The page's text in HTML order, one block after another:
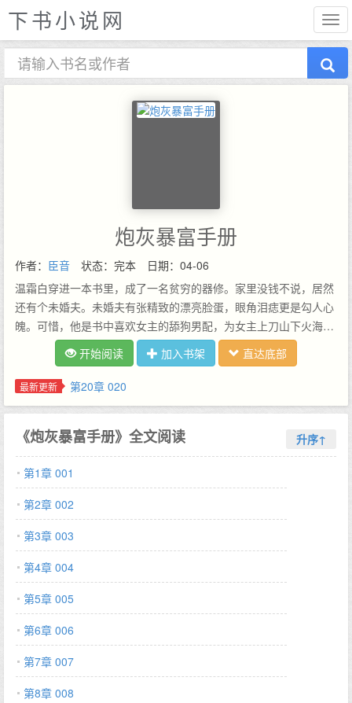
下书小说网
炮灰暴富手册
作者： 臣音 状态：完本
日期：04-06
温霜白穿进一本书里，成了一名贫穷的器修。家里没钱不说，居然
还有个未婚夫。未婚夫有张精致的漂亮脸蛋，眼角泪痣更是勾人心
魄。可惜，他是书中喜欢女主的舔狗男配，为女主上刀山下火海，
最后抛妻证爱。温霜白自认无福消受，便打算退婚。直到某回，她
无意间遇见男人一脸凉薄地将丹药递给女主，公事公办道：药钱，
101。温霜白：？不是，他居然连零头都不抹，这是舔狗男配该有
医师，前途一片光明，结果穿进玄幻文里，成了个炮灰小医修。小
医修的未婚妻在书中是个坏事做尽的恶毒女配，谢子殷打算找个机
会做掉这门孽缘。直到某日，这恶毒女配问他：bro，where are
you from？谢子殷：6-男女主双穿书；用词现代，我流修真，私设
如山；-预收文《异世发家指南》，作者专栏可戳：文案：穿成异
世界的卖花女温蒂，她住在贫民窟，每天都在为生计奔波。直到某
天晚上，温蒂在大街上卖花时，捡到了一张皱巴巴的魔法学院入学
通知书。（我流西幻，沙雕微群像。）…
开始阅读 加入书架 直达底部
最新更新 第20章 020
《炮灰暴富手册》全文阅读 升序↑
第1章 001
第2章 002
第3章 003
第4章 004
第5章 005
第6章 006
第7章 007
第8章 008